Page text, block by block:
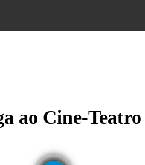
ao Cine-